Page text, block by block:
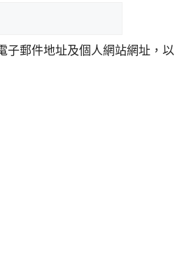
子郵件地址及個人網站網址，以